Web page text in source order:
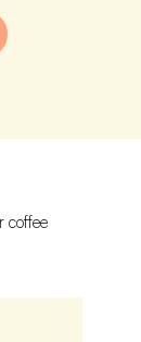
coffee